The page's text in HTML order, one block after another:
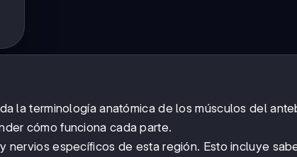
la terminología anatómica de los músculos del
cómo funciona cada parte.
nervios específicos de esta región. Esto incluye